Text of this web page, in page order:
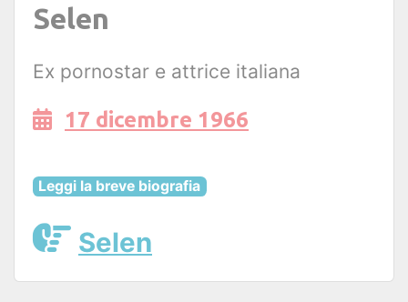
Selen
Ex pornostar e attrice italiana
17 dicembre 1966
Leggi la breve biografia
Selen